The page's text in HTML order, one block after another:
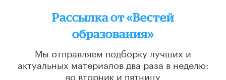
Рассылка от «Вестей
образования»
Мы отправляем подборку лучших и
актуальных материалов два раза в неделю:
во вторник и пятницу